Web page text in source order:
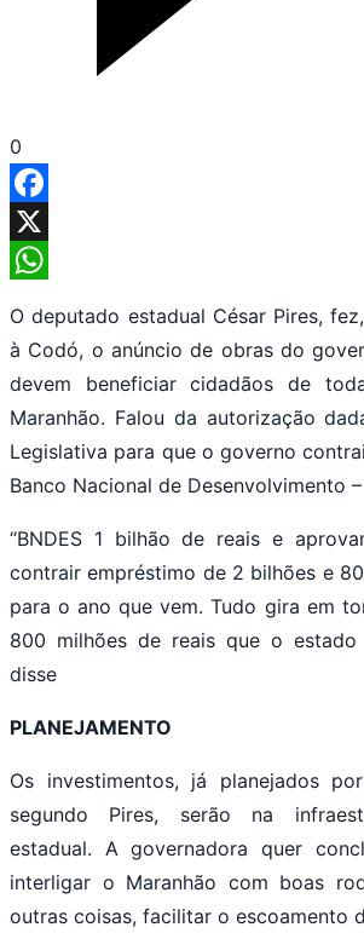
0
Facebook
X
O deputado estadual César Pires,
à Codó, o anúncio de obras do
devem beneficiar cidadãos de
Maranhão. Falou da autorização
Legislativa para que o governo
Banco Nacional de Desenvolvimento –
“BNDES 1 bilhão de reais e
contrair empréstimo de 2 bilhões e
para o ano que vem. Tudo gira em
800 milhões de reais que o estado
disse
PLANEJAMENTO
Os investimentos, já planejados
segundo Pires, serão na
estadual. A governadora quer
interligar o Maranhão com boas
outras coisas, facilitar o escoamento